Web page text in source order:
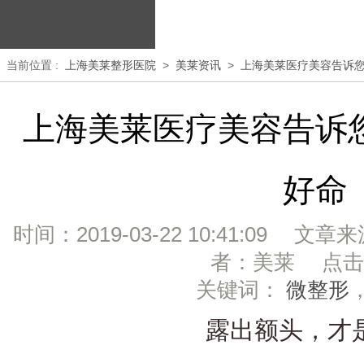
当前位置 : 上海美莱整形医院 > 美莱资讯 > 上海美莱医疗美容告诉
上海美莱医疗美容告
好命
时间：2019-03-22 10:41:09 文章来
者：美莱 点击
关键词： 微整形
露出额头，才